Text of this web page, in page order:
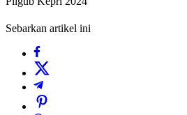
Sebarkan artikel ini